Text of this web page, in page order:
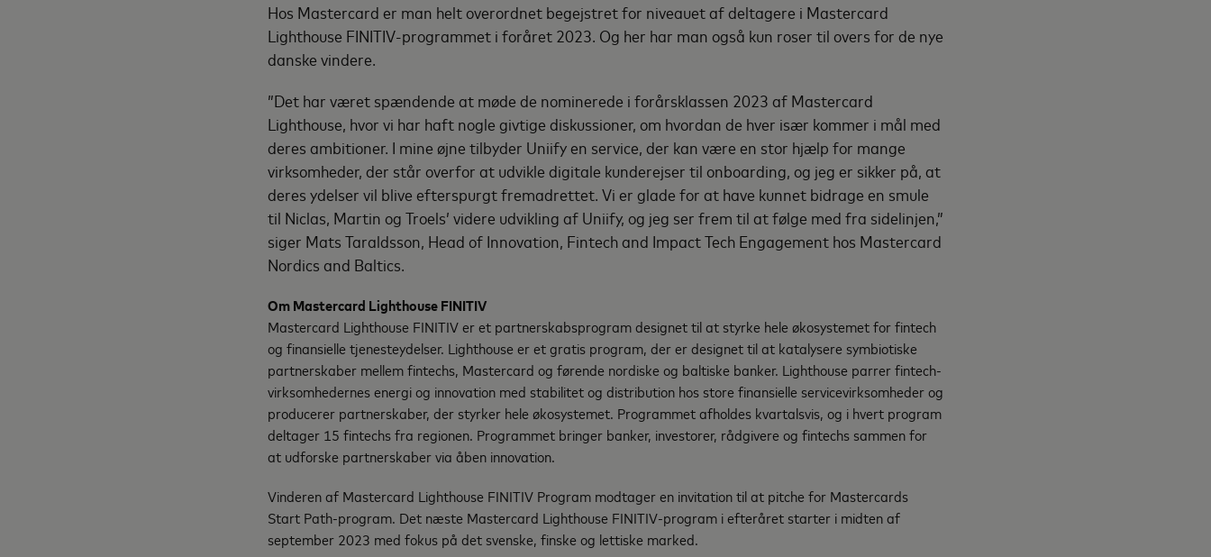
Hos Mastercard er man helt overordnet begejstret for niveauet af deltagere i Mastercard
Lighthouse FINITIV-programmet i foråret 2023. Og her har man også kun roser til overs for de nye
danske vindere.
”Det har været spændende at møde de nominerede i forårsklassen 2023 af Mastercard
Lighthouse, hvor vi har haft nogle givtige diskussioner, om hvordan de hver især kommer i mål med
deres ambitioner. I mine øjne tilbyder Uniify en service, der kan være en stor hjælp for mange
virksomheder, der står overfor at udvikle digitale kunderejser til onboarding, og jeg er sikker på, at
deres ydelser vil blive efterspurgt fremadrettet. Vi er glade for at have kunnet bidrage en smule
til Niclas, Martin og Troels’ videre udvikling af Uniify, og jeg ser frem til at følge med fra sidelinjen,”
siger Mats Taraldsson, Head of Innovation, Fintech and Impact Tech Engagement hos Mastercard
Nordics and Baltics.
Om Mastercard Lighthouse FINITIV
Mastercard Lighthouse FINITIV er et partnerskabsprogram designet til at styrke hele økosystemet for fintech
og finansielle tjenesteydelser. Lighthouse er et gratis program, der er designet til at katalysere symbiotiske
partnerskaber mellem fintechs, Mastercard og førende nordiske og baltiske banker. Lighthouse parrer fintech-
virksomhedernes energi og innovation med stabilitet og distribution hos store finansielle servicevirksomheder og
producerer partnerskaber, der styrker hele økosystemet. Programmet afholdes kvartalsvis, og i hvert program
deltager 15 fintechs fra regionen. Programmet bringer banker, investorer, rådgivere og fintechs sammen for
at udforske partnerskaber via åben innovation.
Vinderen af Mastercard Lighthouse FINITIV Program modtager en invitation til at pitche for Mastercards
Start Path-program. Det næste Mastercard Lighthouse FINITIV-program i efteråret starter i midten af
september 2023 med fokus på det svenske, finske og lettiske marked.